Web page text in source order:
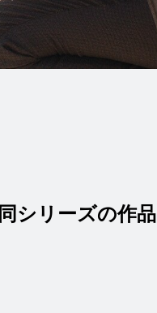
同シリーズの作品